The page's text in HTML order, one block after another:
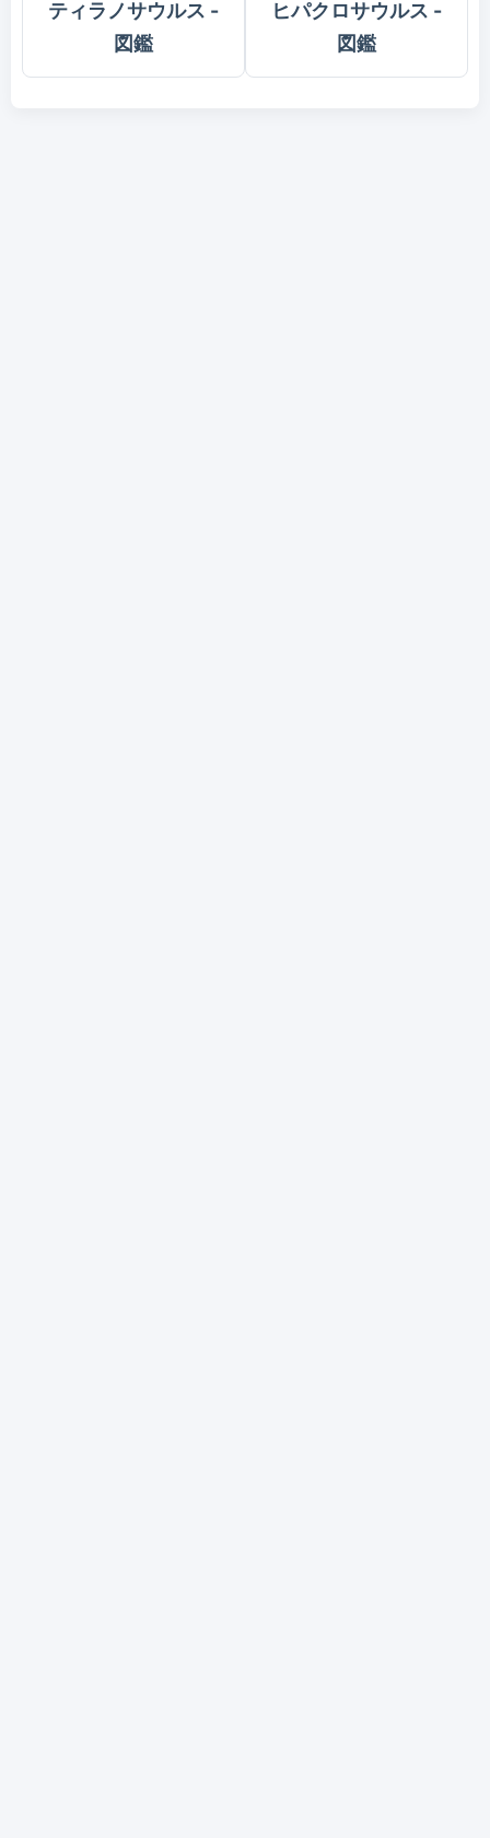
ティラノサウルス -
図鑑
ヒパクロサウルス -
図鑑